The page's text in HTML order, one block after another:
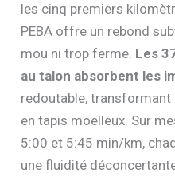
les cinq premiers
PEBA offre un rebond
mou ni trop ferme. Les
au talon absorbent les
redoutable, transformant
en tapis moelleux. Sur
5:00 et 5:45 min/km,
une fluidité